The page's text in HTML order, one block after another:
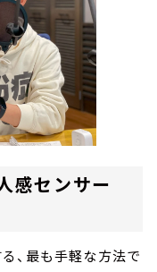
感センサー
、最も手軽な方法で